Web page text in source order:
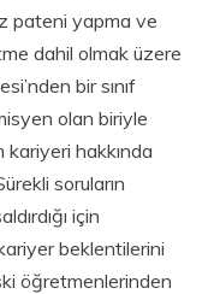
pateni yapma ve
dahil olmak üzere
bir sınıf
olan biriyle
kariyeri hakkında
soruların
için
kariyer beklentilerini
öğretmenlerinden